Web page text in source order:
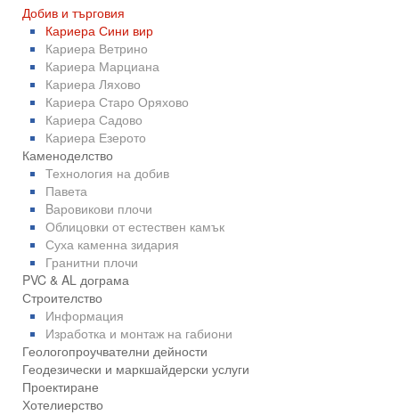
Добив и търговия
Кариера Сини вир
Кариера Ветрино
Кариера Марциана
Кариера Ляхово
Кариера Старо Оряхово
Кариера Садово
Кариера Езерото
Каменоделство
Технология на добив
Павета
Bаровикови плочи
Облицовки от естествен камък
Суха каменна зидария
Гранитни плочи
PVC & AL дограма
Строителство
Информация
Изработка и монтаж на габиони
Геологопроучвателни дейности
Геодезически и маркшайдерски услуги
Проектиране
Хотелиерство